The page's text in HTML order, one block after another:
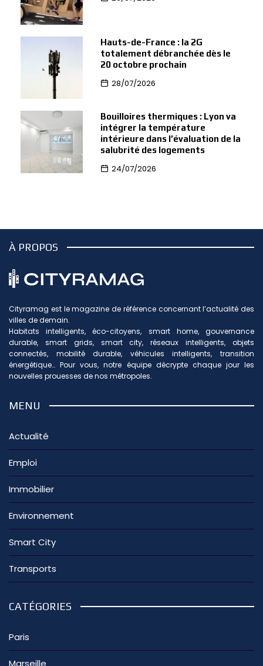
Hauts-de-France : la 2G
totalement débranchée dès le
20 octobre prochain
28/07/2026
Bouilloires thermiques : Lyon va
intégrer la température
intérieure dans l’évaluation de la
salubrité des logements
24/07/2026
À PROPOS
Cityramag est le magazine de référence concernant l’actualité des
villes de demain.
Habitats intelligents, éco-citoyens, smart home, gouvernance
durable, smart grids, smart city, réseaux intelligents, objets
connectés, mobilité durable, véhicules intelligents, transition
énergétique… Pour vous, notre équipe décrypte chaque jour les
nouvelles prouesses de nos métropoles.
MENU
Actualité
Emploi
Immobilier
Environnement
Smart City
Transports
CATÉGORIES
Paris
Marseille